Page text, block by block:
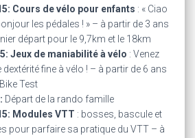
Cours de vélo pour enfants : « Ciao
les pédales ! » – à partir de 3 ans
départ pour le 9,7km et le 18km
Jeux de maniabilité à vélo : Venez
fine à vélo ! – à partir de 6 ans
Bike Test
Départ de la rando famille
Modules VTT : bosses, bascule et
pour parfaire sa pratique du VTT – à